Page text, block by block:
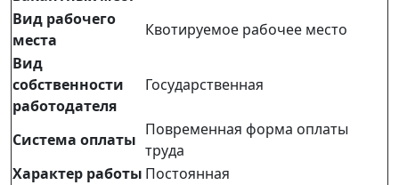
Вид рабочего
места
Квотируемое рабочее место
Вид
собственности
работодателя
Государственная
Система оплаты
Повременная форма оплаты
труда
Характер работы Постоянная